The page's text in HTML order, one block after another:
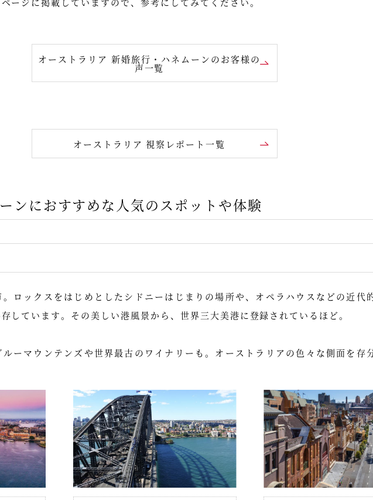
オーストラリア 新婚旅行・ハネムーンのお客様の
声一覧
オーストラリア 視察レポート一覧
ンにおすすめな人気のスポットや体験
ロックスをはじめとしたシドニーはじまりの場所や、オペラハウスなどの近代
しています。その美しい港風景から、世界三大美港に登録されているほど。
ーマウンテンズや世界最古のワイナリーも。オーストラリアの色々な側面を存